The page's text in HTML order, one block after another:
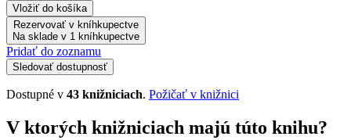
Vložiť do košíka
Rezervovať v kníhkupectve
Na sklade v 1 kníhkupectve
Pridať do zoznamu
Sledovať dostupnosť
Dostupné v 43 knižniciach. Požičať v knižnici
V ktorých knižniciach majú túto knihu?